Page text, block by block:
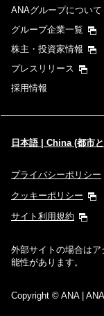
ANAグループについて
グループ企業一覧
株主・投資家情報
プレスリリース
採用情報
日本語 | China (都市
プライバシーポリシー
クッキーポリシー
サイト利用規約
外部サイトの場合は
能性があります。
Copyright © ANA |